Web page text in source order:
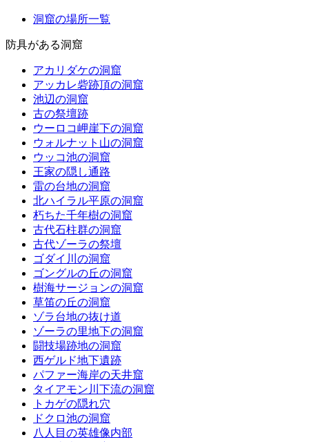
洞窟の場所一覧
防具がある洞窟
アカリダケの洞窟
アッカレ砦跡頂の洞窟
池辺の洞窟
古の祭壇跡
ウーロコ岬崖下の洞窟
ウォルナット山の洞窟
ウッコ池の洞窟
王家の隠し通路
雷の台地の洞窟
北ハイラル平原の洞窟
朽ちた千年樹の洞窟
古代石柱群の洞窟
古代ゾーラの祭壇
ゴダイ川の洞窟
ゴングルの丘の洞窟
樹海サージョンの洞窟
草笛の丘の洞窟
ゾラ台地の抜け道
ゾーラの里地下の洞窟
闘技場跡地の洞窟
西ゲルド地下遺跡
パファー海岸の天井窟
タイアモン川下流の洞窟
トカゲの隠れ穴
ドクロ池の洞窟
八人目の英雄像内部